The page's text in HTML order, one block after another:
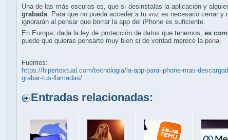
Una de las más oscuras es, que si desinstalas la aplicación y
grabada. Para que no pueda acceder a tu voz es necesario cerrar
ignorarán al pensar que borrar la app del iPhone es suficiente.
En Europa, dada la ley de protección de datos que tenemos, es
puede que quieras pensarte muy bien si de verdad merece la pena.
Fuentes:
https://hipertextual.com/tecnologia/la-app-para-iphone-mas-
grabar-tus-llamadas/
Entradas relacionadas: